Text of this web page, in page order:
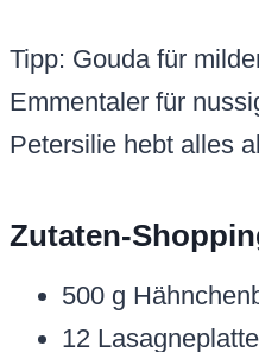
Tipp: Gouda für
Emmentaler für
Petersilie hebt alles
Zutaten-
500 g
12